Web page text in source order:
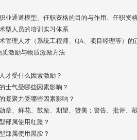
业通道模型、任职资格的目的与作用、任职资
型人员的培训实习体系
管理人才（系统工程师、QA、项目经理等）
激励与物质激励方法
才受什么因素激励？
士气受哪些因素影响？
凝聚力受哪些因素影响？
章、鲜花、鼓励、期望、赞美；警告、批评、
部属使用红脸？
部属使用黑脸？